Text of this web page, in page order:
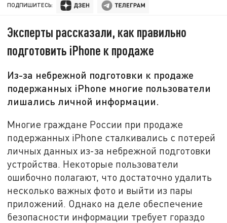
ПОДПИШИТЕСЬ:
Эксперты рассказали, как правильно
подготовить iPhone к продаже
Из-за небрежной подготовки к продаже
подержанных iPhone многие пользователи
лишались личной информации.
Многие граждане России при продаже
подержанных iPhone сталкивались с потерей
личных данных из-за небрежной подготовки
устройства. Некоторые пользователи
ошибочно полагают, что достаточно удалить
несколько важных фото и выйти из пары
приложений. Однако на деле обеспечение
безопасности информации требует гораздо